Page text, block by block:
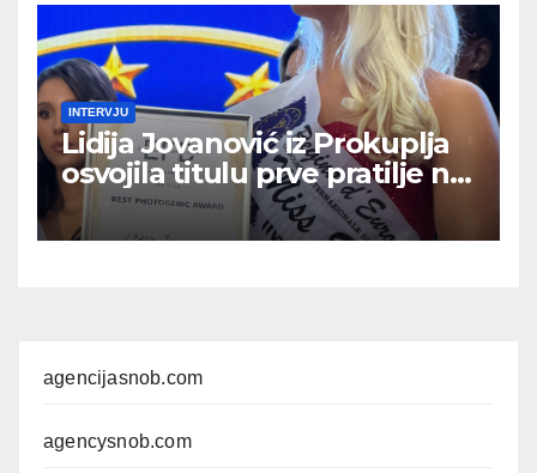
INTERVJU
Lidija Jovanović iz Prokuplja
osvojila titulu prve pratilje na
međunarodnom takmičenju
u Bukureštu
agencijasnob.com
agencysnob.com